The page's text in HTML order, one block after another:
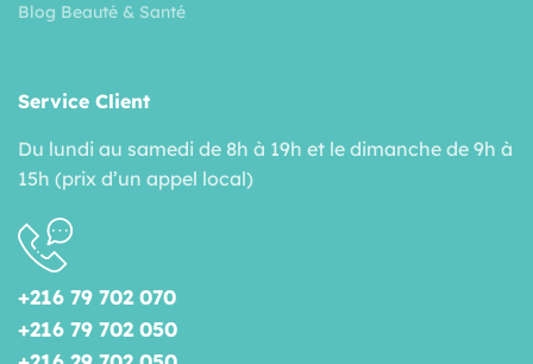
Blog Beauté & Santé
Service Client
Du lundi au samedi de 8h à 19h et le dimanche de 9h à
15h (prix d’un appel local)
+216 79 702 070
+216 79 702 050